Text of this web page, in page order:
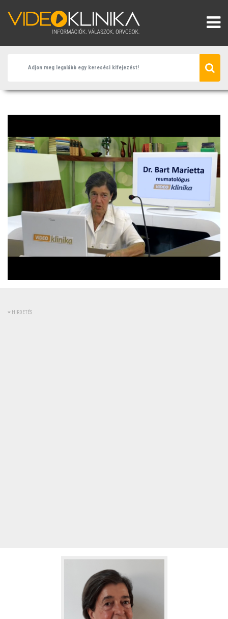
kikapcsolva
0%
0%
HIRDETÉS